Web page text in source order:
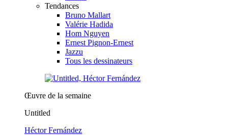
Tendances
Bruno Mallart
Valérie Hadida
Hom Nguyen
Ernest Pignon-Ernest
Jazzu
Tous les dessinateurs
Œuvre de la semaine
Untitled
Héctor Fernández